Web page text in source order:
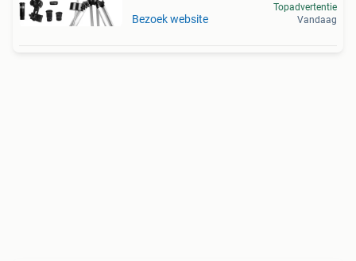
Bezoek website
Topadvertentie
Vandaag